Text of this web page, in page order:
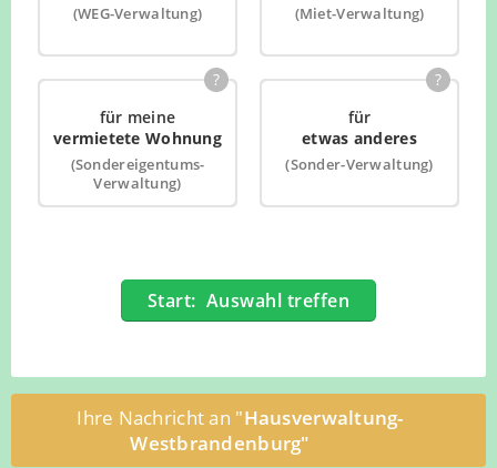
(WEG-Verwaltung) (Miet-Verwaltung)
für meine
vermietete Wohnung
(Sondereigentums-
Verwaltung)
?
für
etwas anderes
(Sonder-Verwaltung)
?
Start: Auswahl treffen
Ihre Nachricht an "Hausverwaltung-
Westbrandenburg"